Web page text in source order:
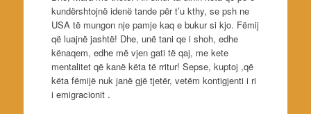
kundërshtojnë idenë tande për t’u kthy, se psh ne
USA të mungon nje pamje kaq e bukur si kjo. Fëmij
që luajnë jashtë! Dhe, unë tani qe i shoh, edhe
kënaqem, edhe më vjen gati të qaj, me kete
mentalitet që kanë këta të rritur! Sepse, kuptoj ,që
këta fëmijë nuk janë gjë tjetër, vetëm kontigjenti i ri
i emigracionit .